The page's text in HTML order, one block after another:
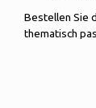
Bestellen Sie
thematisch